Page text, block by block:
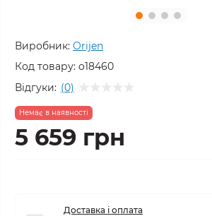
Виробник: Orijen
Код товару: o18460
Відгуки: (0)
Немає в наявності
5 659 грн
Доставка і оплата